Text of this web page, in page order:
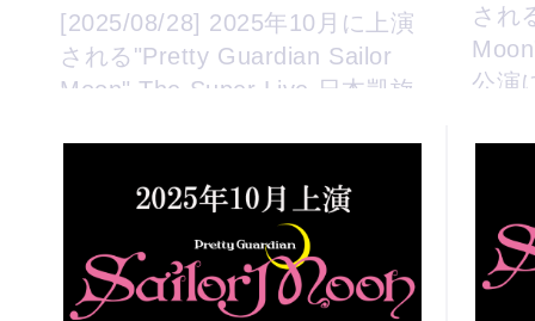
[2025/08/28] 2025年10月に上演
される"Pretty Guardian Sailor
Moon" The Super Live 日本凱旋
され
公演